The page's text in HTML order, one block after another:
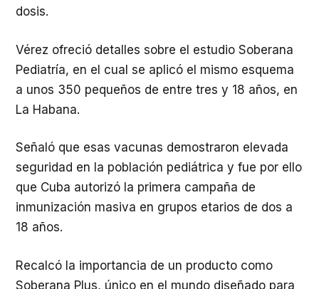
dosis.
Vérez ofreció detalles sobre el estudio Soberana
Pediatría, en el cual se aplicó el mismo esquema
a unos 350 pequeños de entre tres y 18 años, en
La Habana.
Señaló que esas vacunas demostraron elevada
seguridad en la población pediátrica y fue por ello
que Cuba autorizó la primera campaña de
inmunización masiva en grupos etarios de dos a
18 años.
Recalcó la importancia de un producto como
Soberana Plus, único en el mundo diseñado para